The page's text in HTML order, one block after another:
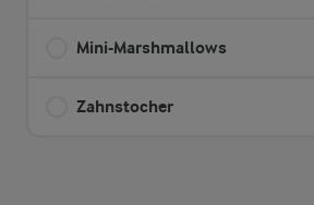
Mini-Marshmallows
Zahnstocher